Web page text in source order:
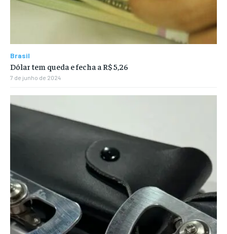
Brasil
Dólar tem queda e fecha a R$ 5,26
7 de junho de 2024